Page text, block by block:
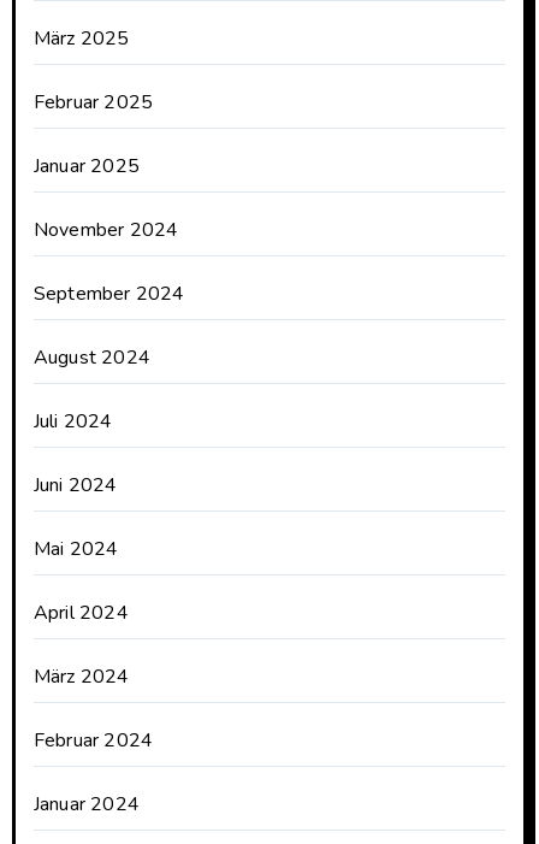
März 2025
Februar 2025
Januar 2025
November 2024
September 2024
August 2024
Juli 2024
Juni 2024
Mai 2024
April 2024
März 2024
Februar 2024
Januar 2024